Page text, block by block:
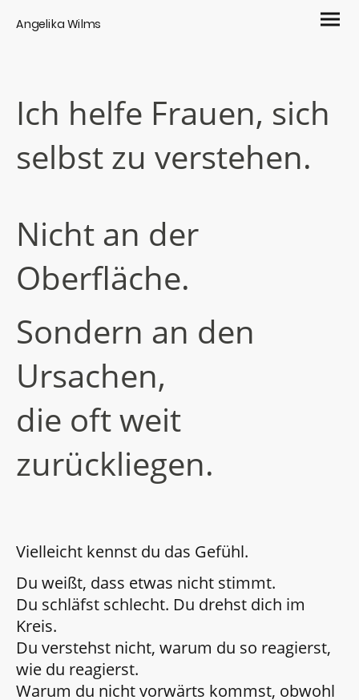
Angelika Wilms
Ich helfe Frauen, sich
selbst zu verstehen.
Nicht an der
Oberfläche.
Sondern an den
Ursachen,
die oft weit
zurückliegen.
Vielleicht kennst du das Gefühl.
Du weißt, dass etwas nicht stimmt.
Du schläfst schlecht. Du drehst dich im
Kreis.
Du verstehst nicht, warum du so reagierst,
wie du reagierst.
Warum du nicht vorwärts kommst, obwohl